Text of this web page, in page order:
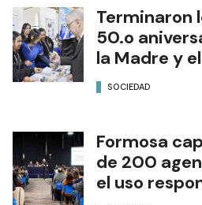
Terminaron
50.o
la Madre y
SOCIEDAD
Formosa
de 200
el uso